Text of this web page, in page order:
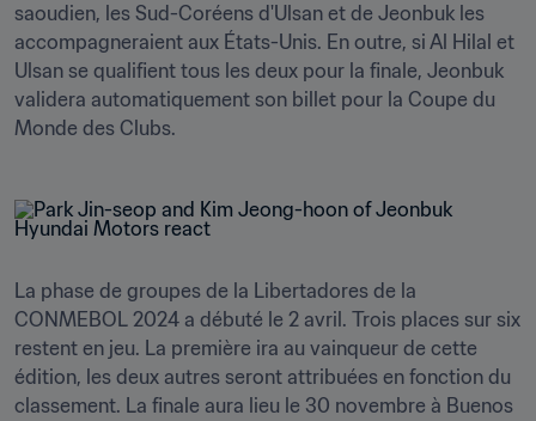
saoudien, les Sud-Coréens d'Ulsan et de Jeonbuk les
accompagneraient aux États-Unis. En outre, si Al Hilal et
Ulsan se qualifient tous les deux pour la finale, Jeonbuk
validera automatiquement son billet pour la Coupe du
Monde des Clubs.
La phase de groupes de la Libertadores de la
CONMEBOL 2024 a débuté le 2 avril. Trois places sur six
restent en jeu. La première ira au vainqueur de cette
édition, les deux autres seront attribuées en fonction du
classement. La finale aura lieu le 30 novembre à Buenos